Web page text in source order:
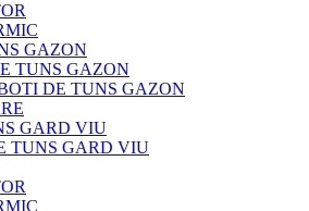
GAZON
TUNS GAZON
DE TUNS GAZON
GARD VIU
TUNS GARD VIU